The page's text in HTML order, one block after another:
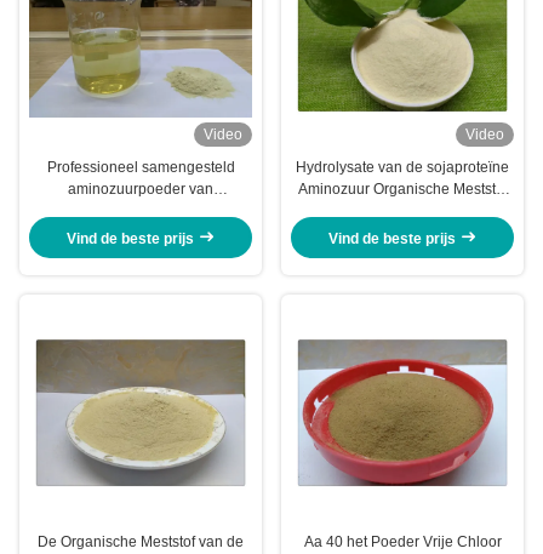
Video
Professioneel samengesteld
aminozuurpoeder van
biologische meststof
Vind de beste prijs
Video
Hydrolysate van de sojaproteïne
Aminozuur Organische Meststof
Vind de beste prijs
De Organische Meststof van de
Aa 40 het Poeder Vrije Chloor